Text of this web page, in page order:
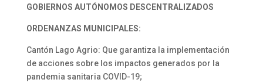
GOBIERNOS AUTÓNOMOS DESCENTRALIZADOS
ORDENANZAS MUNICIPALES:
Cantón Lago Agrio: Que garantiza la implementación
de acciones sobre los impactos generados por la
pandemia sanitaria COVID-19;